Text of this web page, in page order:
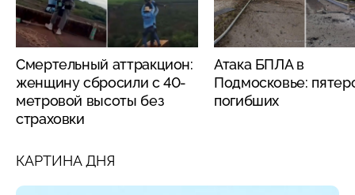
Смертельный аттракцион:
женщину сбросили с 40-
метровой высоты без
страховки
Атака БПЛА в
Подмосковье:
погибших
КАРТИНА ДНЯ